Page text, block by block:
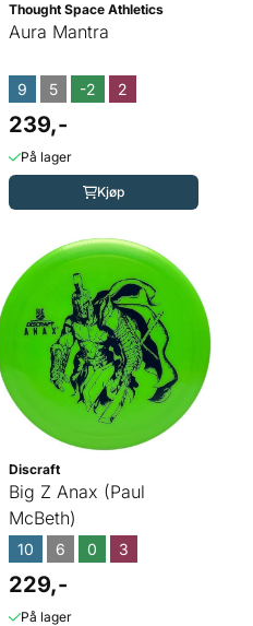
Thought Space Athletics
Aura Mantra
9 5 -2 2
239,-
På lager
Kjøp
Discraft
Big Z Anax (Paul
McBeth)
10 6 0 3
229,-
På lager